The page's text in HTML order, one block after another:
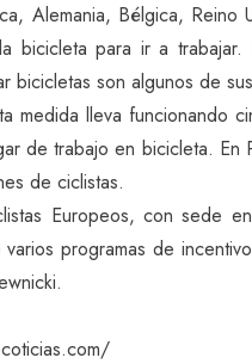
Alemania, Bélgica,
bicicleta para ir a trabajar.
bicicletas son algunos de
medida lleva funcionando
de trabajo en bicicleta.
de ciclistas.
Europeos, con sede
varios programas de